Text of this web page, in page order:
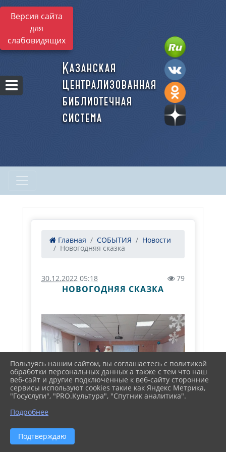
Версия сайта
для
слабовидящих
Казанская
централизованная
библиотечная
система
Главная СОБЫТИЯ
Новости
Новогодняя сказка
30.12.2022 05:18 79
НОВОГОДНЯЯ СКАЗКА
Пользуясь нашим сайтом, вы соглашаетесь с политикой
обработки персональных данных а также с тем что наш
веб-сайт и другие подключенные к веб-сайту сторонние
сервисы используют cookies такие как Яндекс Метрика,
"Госуслуги", "PRO.Культура", "Спутник аналитика".
Подробнее
Подтверждаю